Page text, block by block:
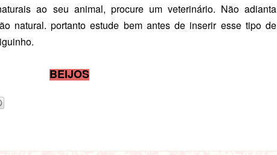
ao seu animal, procure um veterinário. Não adianta
natural. portanto estude bem antes de inserir esse tipo de
BEIJOS